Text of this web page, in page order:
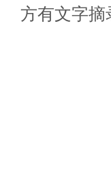
方有文字摘